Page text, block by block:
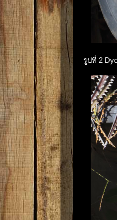
รูปที่ 2